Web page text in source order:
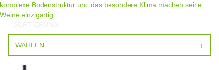
komplexe Bodenstruktur und das besondere Klima machen seine
Weine einzigartig.
WÄHLEN